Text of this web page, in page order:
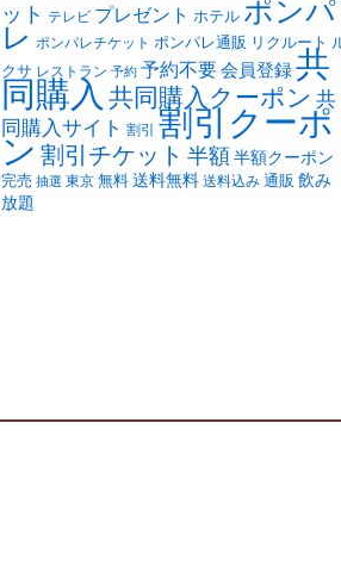
ット テレビ プレゼント ホテル ポンパ
レ ポンパレチケット ポンパレ通販 リクルート
クサ レストラン 予約 予約不要会員登録共
同購入 共同購入クーポン 共
同購入サイト 割引 割引クーポ
ン 割引チケット 半額 半額クーポン
完売 抽選 東京 無料 送料無料 送料込み 通販 飲み
放題